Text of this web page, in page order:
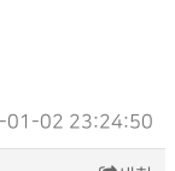
02 23:24:50